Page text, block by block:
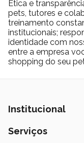
Ética e
pets, tutores e
treinamento
institucionais;
identidade com
entre a empresa
shopping do seu
Institucional
Quem Somos
Serviços